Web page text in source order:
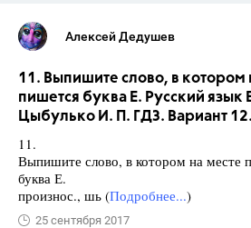
Алексей Дедушев
11. Выпишите слово, в котором
пишется буква Е. Русский язык
Цыбулько И. П. ГДЗ. Вариант 12.
11.
Выпишите слово, в котором на месте
буква Е.
произнос., шь (Подробнее...)
25 сентября 2017